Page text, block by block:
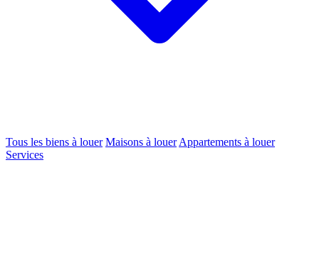
Tous les biens à louer Maisons à louer Appartements à louer
Services